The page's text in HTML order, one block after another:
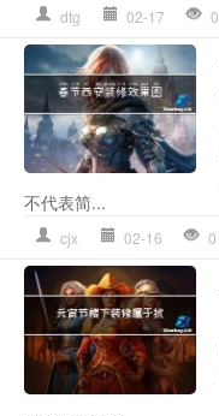
dtg 02-17 0
不代表简...
cjx 02-16 0